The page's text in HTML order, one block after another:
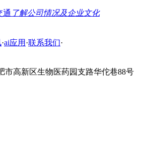
通 了解公司情况及企业文化
·ai应用 ·联系我们·
市高新区生物医药园支路华佗巷88号